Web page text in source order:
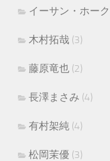
イーサン・ホーク
木村拓哉 (3)
藤原竜也 (2)
長澤まさみ (4)
有村架純 (4)
松岡茉優 (3)